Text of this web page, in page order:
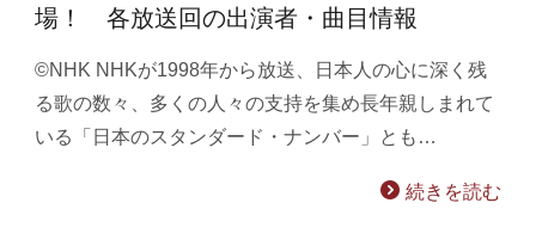
場！ 各放送回の出演者・曲目情報
©NHK NHKが1998年から放送、日本人の心に深く残
る歌の数々、多くの人々の支持を集め長年親しまれて
いる「日本のスタンダード・ナンバー」とも…
続きを読む